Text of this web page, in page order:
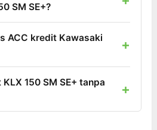
SM SE+?
ACC kredit Kawasaki
150 SM SE+ tanpa